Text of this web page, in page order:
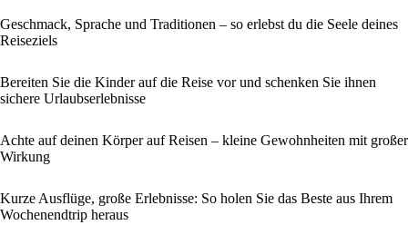
Geschmack, Sprache und Traditionen – so erlebst du die Seele deines
Reiseziels
Bereiten Sie die Kinder auf die Reise vor und schenken Sie ihnen
sichere Urlaubserlebnisse
Achte auf deinen Körper auf Reisen – kleine Gewohnheiten mit großer
Wirkung
Kurze Ausflüge, große Erlebnisse: So holen Sie das Beste aus Ihrem
Wochenendtrip heraus